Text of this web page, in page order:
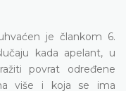
je člankom 6.
kada apelant, u
povrat određene
više i koja se ima